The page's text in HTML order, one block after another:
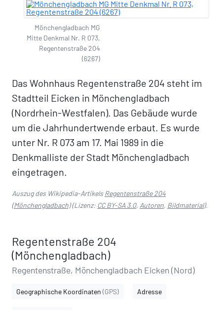
Mönchengladbach MG
Mitte Denkmal Nr. R 073,
Regentenstraße 204
(6267)
Das Wohnhaus Regentenstraße 204 steht im
Stadtteil Eicken in Mönchengladbach
(Nordrhein-Westfalen). Das Gebäude wurde
um die Jahrhundertwende erbaut. Es wurde
unter Nr. R 073 am 17. Mai 1989 in die
Denkmalliste der Stadt Mönchengladbach
eingetragen.
Auszug des Wikipedia-ArtikelsRegentenstraße 204
(Mönchengladbach)(Lizenz: CC BY-SA 3.0, Autoren, Bildmaterial).
Regentenstraße 204
(Mönchengladbach)
Regentenstraße, Mönchengladbach Eicken (Nord)
Geographische Koordinaten (GPS) Adresse